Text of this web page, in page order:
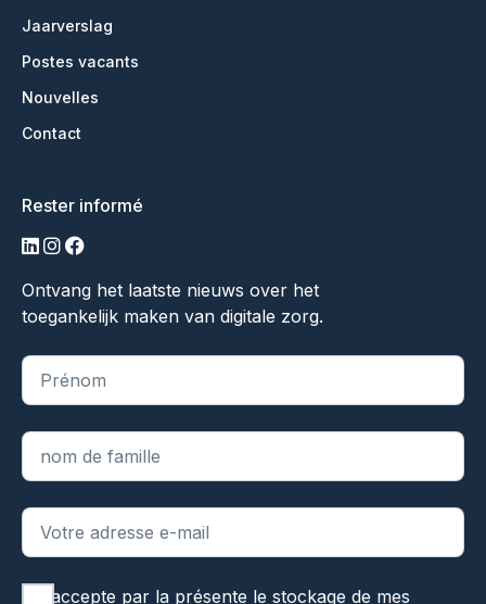
Jaarverslag
Postes vacants
Nouvelles
Contact
Rester informé
LinkedIn
Instagram
Facebook
Ontvang het laatste nieuws over het
toegankelijk maken van digitale zorg.
"*" indique les champs obligatoires
J'accepte par la présente le stockage de mes